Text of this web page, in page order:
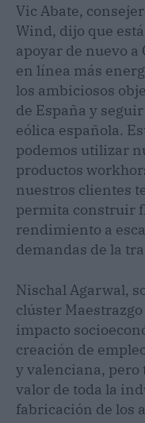
Vic Abate,
Wind, dijo que
apoyar de nuevo a
en línea más
los ambiciosos
de España y
eólica española.
podemos utilizar
productos
nuestros clientes
permita construir
rendimiento a
demandas de la
Nischal Agarwal,
clúster
impacto
creación de
y valenciana, pero
valor de toda la
fabricación de los